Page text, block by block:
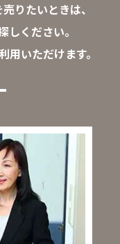
りたいときは、
しください。
用いただけます。